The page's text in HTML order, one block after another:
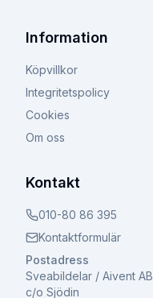
Information
Köpvillkor
Integritetspolicy
Cookies
Om oss
Kontakt
010-80 86 395
Kontaktformulär
Postadress
Sveabildelar / Aivent AB
c/o Sjödin